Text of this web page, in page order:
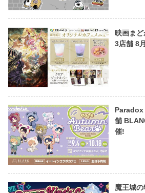
映画ま
3店舗 8
Paradox
舗
催!
魔王城